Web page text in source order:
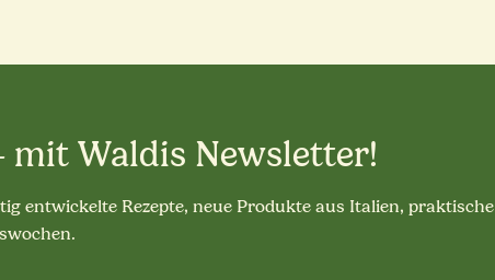
mit Waldis Newsletter!
entwickelte Rezepte, neue Produkte aus Italien, praktische